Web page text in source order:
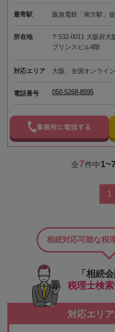
最寄駅 阪急電鉄「南方駅」
所在地
〒532-0011 大阪府大
プリンスビル4階
対応エリア 大阪、全国オンライ
電話番号 050-5268-8595
事務所に電話する
全7件中
1
「相続
税理士検
相続対応可能な税
対応エリ